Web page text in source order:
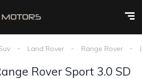
Land Rover Range Rover
Rover Sport 3.0 SD